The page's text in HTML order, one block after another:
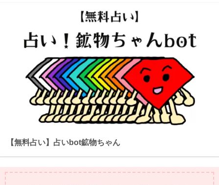
【無料占い】占いbot鉱物ちゃん